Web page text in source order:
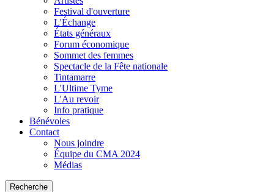
Festival d'ouverture
L'Échange
États généraux
Forum économique
Sommet des femmes
Spectacle de la Fête nationale
Tintamarre
L'Ultime Tyme
L'Au revoir
Info pratique
Bénévoles
Contact
Nous joindre
Équipe du CMA 2024
Médias
Recherche